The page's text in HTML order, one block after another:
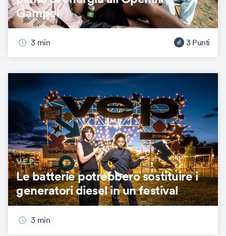
Gampel
3 min 3 Punti
V.E.P.
Le batterie potrebbero sostituire i
generatori diesel in un festival
3 min